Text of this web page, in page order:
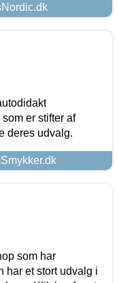
er stifter af
deres udvalg.
som har
har et stort udvalg i